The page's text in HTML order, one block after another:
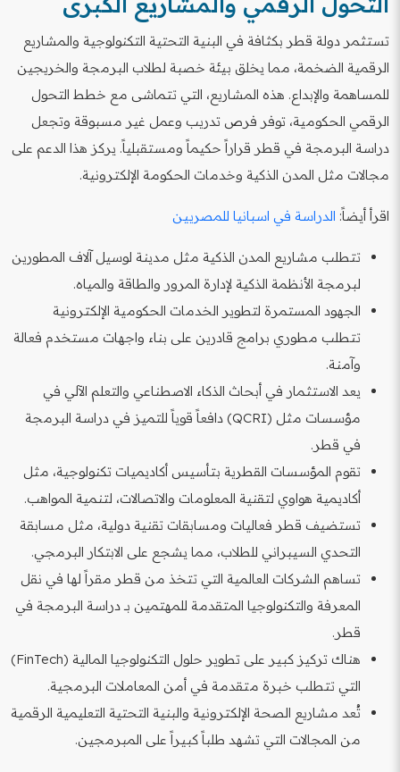
تستثمر دولة قطر بكثافة في البنية التحتية التكنولوجية والمشاريع
الرقمية الضخمة، مما يخلق بيئة خصبة لطلاب البرمجة والخريجين
للمساهمة والإبداع. هذه المشاريع، التي تتماشى مع خطط التحول
الرقمي الحكومية، توفر فرص تدريب وعمل غير مسبوقة وتجعل
دراسة البرمجة في قطر قراراً حكيماً ومستقبلياً. يركز هذا الدعم على
مجالات مثل المدن الذكية وخدمات الحكومة الإلكترونية.
اقرأ أيضاً: الدراسة في اسبانيا للمصريين
تتطلب مشاريع المدن الذكية مثل مدينة لوسيل آلاف المطورين
لبرمجة الأنظمة الذكية لإدارة المرور والطاقة والمياه.
الجهود المستمرة لتطوير الخدمات الحكومية الإلكترونية
تتطلب مطوري برامج قادرين على بناء واجهات مستخدم فعالة
وآمنة.
يعد الاستثمار في أبحاث الذكاء الاصطناعي والتعلم الآلي في
مؤسسات مثل (QCRI) دافعاً قوياً للتميز في دراسة البرمجة
في قطر.
تقوم المؤسسات القطرية بتأسيس أكاديميات تكنولوجية، مثل
أكاديمية هواوي لتقنية المعلومات والاتصالات، لتنمية المواهب.
تستضيف قطر فعاليات ومسابقات تقنية دولية، مثل مسابقة
التحدي السيبراني للطلاب، مما يشجع على الابتكار البرمجي.
تساهم الشركات العالمية التي تتخذ من قطر مقراً لها في نقل
المعرفة والتكنولوجيا المتقدمة للمهتمين بـ دراسة البرمجة في
قطر.
هناك تركيز كبير على تطوير حلول التكنولوجيا المالية (FinTech)
التي تتطلب خبرة متقدمة في أمن المعاملات البرمجية.
تُعد مشاريع الصحة الإلكترونية والبنية التحتية التعليمية الرقمية
من المجالات التي تشهد طلباً كبيراً على المبرمجين.